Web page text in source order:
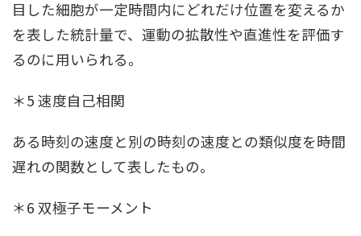
目した細胞が一定時間内にどれだけ位置を変えるか
を表した統計量で、運動の拡散性や直進性を評価す
るのに用いられる。
＊5 速度自己相関
ある時刻の速度と別の時刻の速度との類似度を時間
遅れの関数として表したもの。
＊6 双極子モーメント